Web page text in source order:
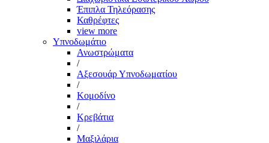
Έπιπλα Τηλεόρασης
Καθρέφτες
view more
Υπνοδωμάτιο
Ανωστρώματα
/
Αξεσουάρ Υπνοδωματίου
/
Κομοδίνο
/
Κρεβάτια
/
Μαξιλάρια